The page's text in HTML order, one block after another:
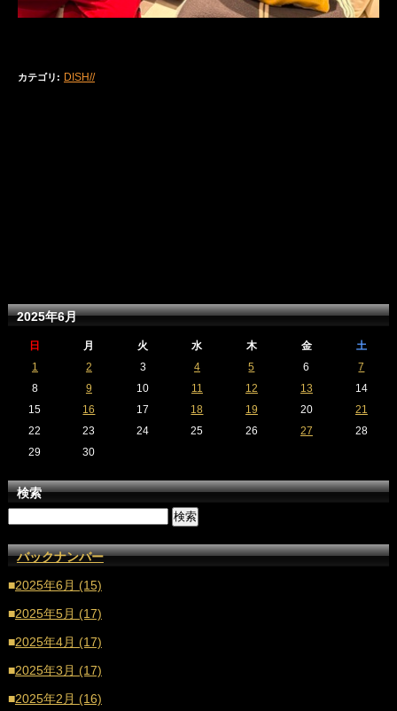
カテゴリ : DISH//
2025年6月
日 月 火 水 木 金
土
1
2 3 4 5 6
7
8
9 10 11 12 13
14
15
16 17 18 19 20
21
22
23 24 25 26 27
28
29
30
検索
バックナンバー
■2025年6月 (15)
■2025年5月 (17)
■2025年4月 (17)
■2025年3月 (17)
■2025年2月 (16)